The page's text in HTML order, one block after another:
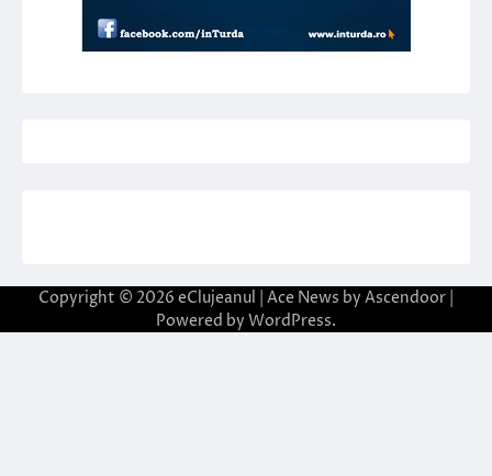
Copyright © 2026 eClujeanul | Ace News by Ascendoor
Powered by WordPress.